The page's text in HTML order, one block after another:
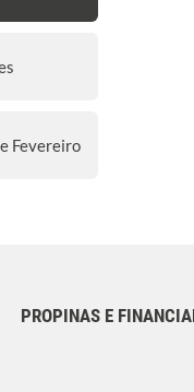
Fevereiro
PROPINAS E